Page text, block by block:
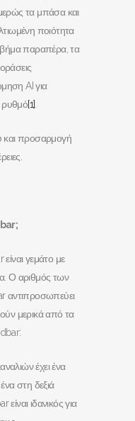
τα μπάσα και
ποιότητα
παραπέρα, τα
AI για
ρυθμό[1]
και προσαρμογή
;
γεμάτο με
Ο αριθμός των
αντιπροσωπεύει
μερικά από τα
έχει ένα
στη δεξιά
ιδανικός για